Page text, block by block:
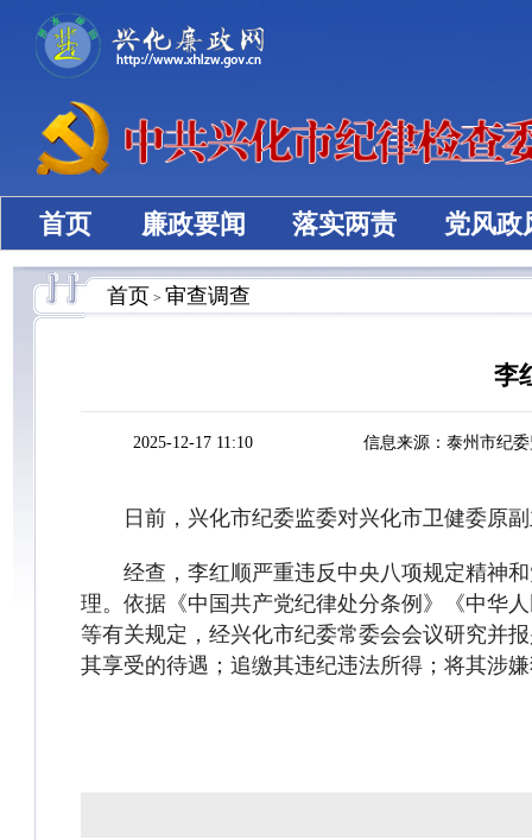
首页 廉政要闻 落实两责 党风政
首页 > 审查调查
李
2025-12-17 11:10 信息来源：泰州市纪
日前，兴化市纪委监委对兴化市卫健委原
经查，李红顺严重违反中央八项规定精神
理。依据《中国共产党纪律处分条例》《中华
等有关规定，经兴化市纪委常委会会议研究并
其享受的待遇；追缴其违纪违法所得；将其涉